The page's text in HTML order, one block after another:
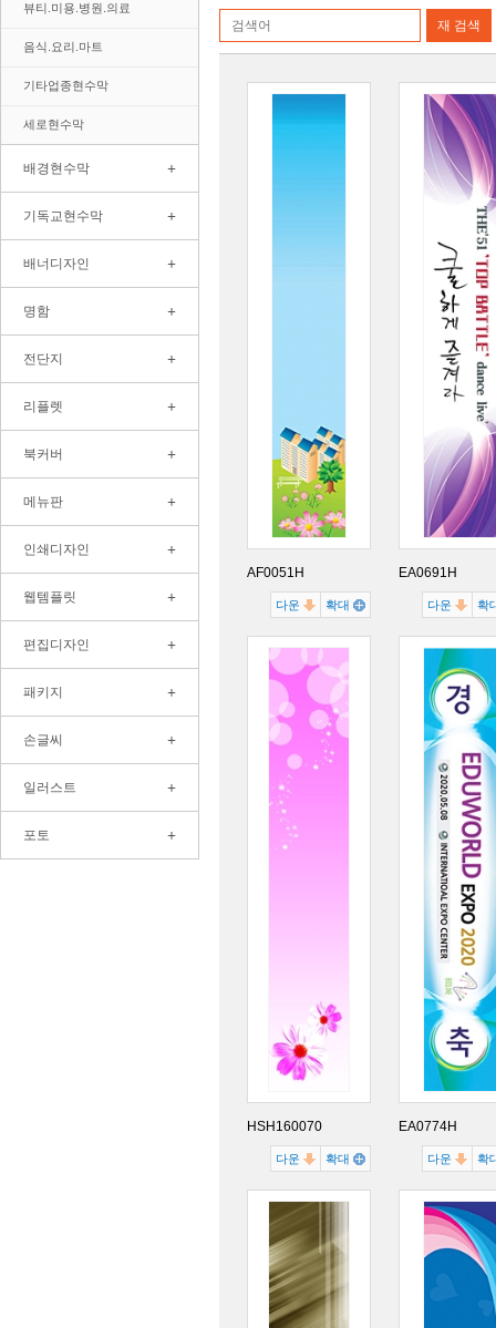
뷰티.미용.병원.의료
음식.요리.마트
기타업종현수막
세로현수막
배경현수막 +
기독교현수막 +
배너디자인 +
명함 +
전단지 +
리플렛 +
북커버 +
메뉴판 +
인쇄디자인 +
웹템플릿 +
편집디자인 +
패키지 +
손글씨 +
일러스트 +
포토 +
AF0051H
다운 확대
EA0691H
다운 확
HSH160070
다운 확대
EA0774H
다운 확